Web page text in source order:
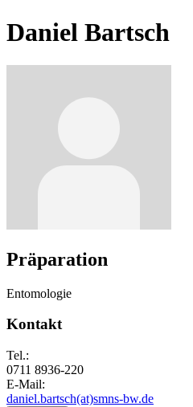
Daniel Bartsch
Präparation
Entomologie
Kontakt
Tel.:
0711 8936-220
E-Mail:
daniel.bartsch(at)smns-bw.de